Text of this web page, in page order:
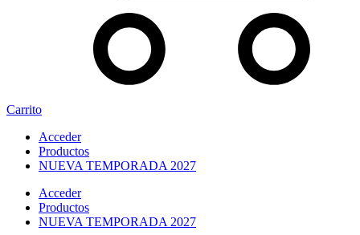
Carrito
Acceder
Productos
NUEVA TEMPORADA 2027
Acceder
Productos
NUEVA TEMPORADA 2027